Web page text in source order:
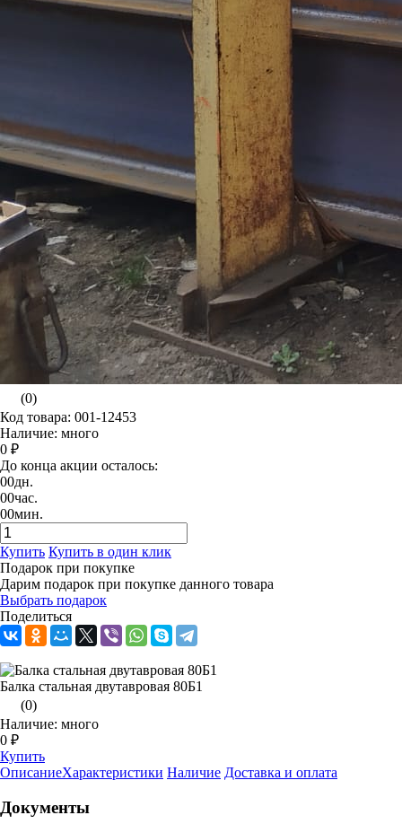
(0)
Код товара: 001-12453
Наличие: много
0 ₽
До конца акции осталось:
00дн.
00час.
00мин.
Купить Купить в один клик
Подарок при покупке
Дарим подарок при покупке данного товара
Выбрать подарок
Поделиться
Балка стальная двутавровая 80Б1
(0)
Наличие: много
0 ₽
Купить
ОписаниеХарактеристики Наличие Доставка и оплата
Документы